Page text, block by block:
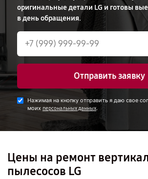
оригинальные детали LG и готовы
в день обращения.
Отправить заявку
Нажимая на кнопку отправить я даю свое
моих персональных данных.
Цены на ремонт
пылесосов LG